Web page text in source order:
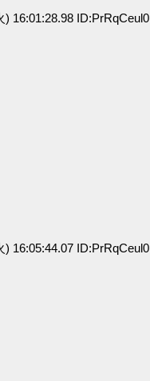
) 16:01:28.98 ID:PrRqCeul0
) 16:05:44.07 ID:PrRqCeul0